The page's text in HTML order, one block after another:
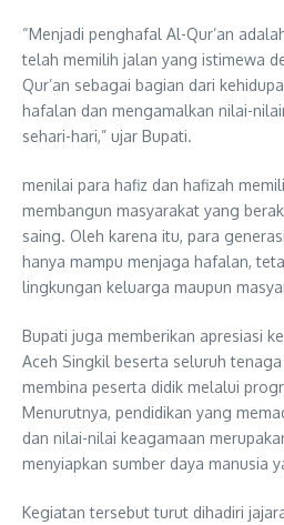
“Menjadi penghafal Al-Qur’an
telah memilih jalan yang istimewa
Qur’an sebagai bagian dari
hafalan dan mengamalkan nilai-
sehari-hari,” ujar Bupati.
menilai para hafiz dan hafizah
membangun masyarakat yang
saing. Oleh karena itu, para
hanya mampu menjaga hafalan,
lingkungan keluarga maupun
Bupati juga memberikan apresiasi
Aceh Singkil beserta seluruh
membina peserta didik melalui
Menurutnya, pendidikan yang
dan nilai-nilai keagamaan
menyiapkan sumber daya manusia
Kegiatan tersebut turut dihadiri